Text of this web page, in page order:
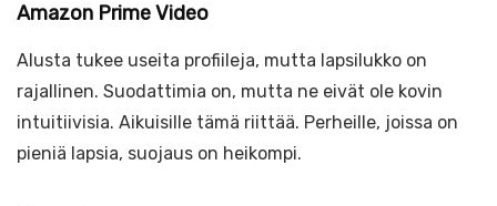
Amazon Prime Video
Alusta tukee useita profiileja, mutta lapsilukko on
rajallinen. Suodattimia on, mutta ne eivät ole kovin
intuitiivisia. Aikuisille tämä riittää. Perheille, joissa on
pieniä lapsia, suojaus on heikompi.